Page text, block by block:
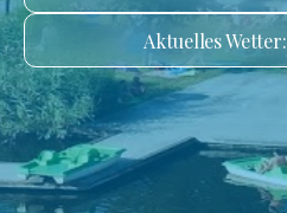
Aktuelles Wetter: